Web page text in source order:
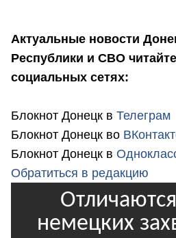
Актуальные новости
Республики и СВО
социальных сетях:
Блокнот Донецк в Телеграм
Блокнот Донецк во
Блокнот Донецк в
Обратиться в редакцию